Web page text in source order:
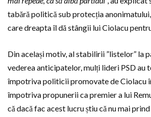
tabără politică sub protecția
care dreapta îl dă stângii lui Ciolacu
Din același motiv, al stabilirii ”listelor” la
vederea anticipatelor, mulți lideri PSD au
împotriva politicii promovate de Ciolacu
împotriva propunerii ca premier a lui
că dacă fac acest lucru știu că nu mai